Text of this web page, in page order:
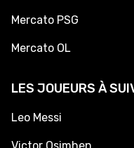
Mercato PSG
Mercato OL
LES JOUEURS À
Leo Messi